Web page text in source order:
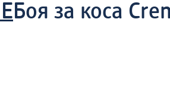
Боя за коса